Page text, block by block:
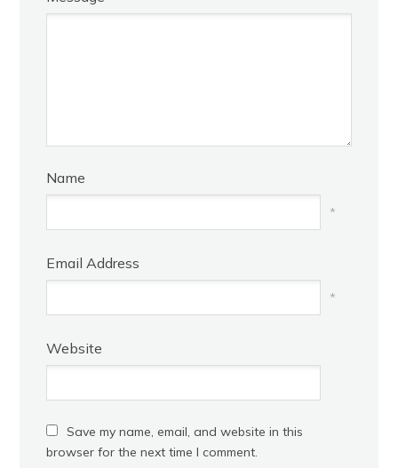
Name
*
Email Address
*
Website
Save my name, email, and website in this
browser for the next time I comment.